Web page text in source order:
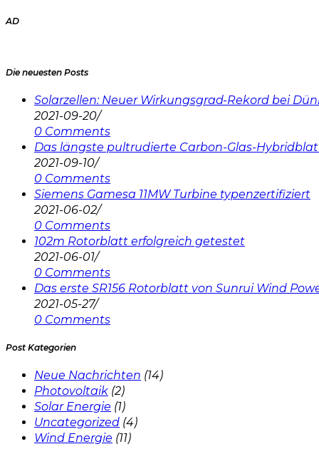
AD
Die neuesten Posts
Solarzellen: Neuer Wirkungsgrad-Rekord bei
2021-09-20/
0 Comments
Das längste pultrudierte Carbon-Glas-
2021-09-10/
0 Comments
Siemens Gamesa 11MW Turbine typenzertifiziert
2021-06-02/
0 Comments
102m Rotorblatt erfolgreich getestet
2021-06-01/
0 Comments
Das erste SR156 Rotorblatt von Sunrui Wind
2021-05-27/
0 Comments
Post Kategorien
Neue Nachrichten (14)
Photovoltaik (2)
Solar Energie (1)
Uncategorized (4)
Wind Energie (11)